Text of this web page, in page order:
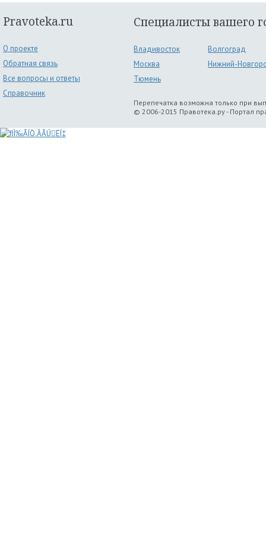
Pravoteka.ru
О проекте
Обратная связь
Все вопросы и ответы
Справочник
Специалисты вашего
Владивосток
Волгоград
Москва
Нижний-
Тюмень
Перепечатка возможна только при
© 2006-2015 Правотека.ру - Портал